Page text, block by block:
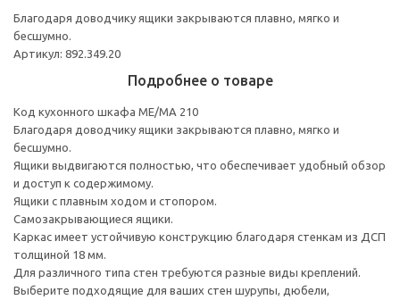
Благодаря доводчику ящики закрываются плавно, мягко и
бесшумно.
Артикул: 892.349.20
Подробнее о товаре
Код кухонного шкафа ME/MA 210
Благодаря доводчику ящики закрываются плавно, мягко и
бесшумно.
Ящики выдвигаются полностью, что обеспечивает удобный обзор
и доступ к содержимому.
Ящики с плавным ходом и стопором.
Самозакрывающиеся ящики.
Каркас имеет устойчивую конструкцию благодаря стенкам из ДСП
толщиной 18 мм.
Для различного типа стен требуются разные виды креплений.
Выберите подходящие для ваших стен шурупы, дюбели,